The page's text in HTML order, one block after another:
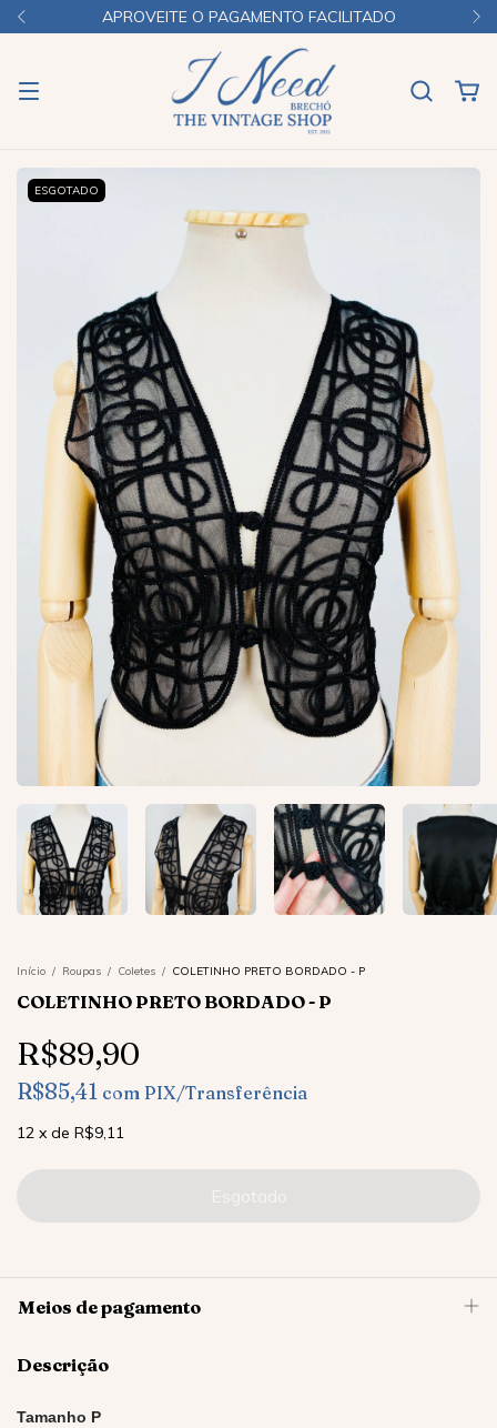
APROVEITE O PAGAMENTO FACILITADO
ESGOTADO
Início / Roupas / Coletes / COLETINHO PRETO BORDADO - P
COLETINHO PRETO BORDADO - P
R$89,90
R$85,41 com PIX/Transferência
12 x de R$9,11
Meios de pagamento
Descrição
Tamanho P